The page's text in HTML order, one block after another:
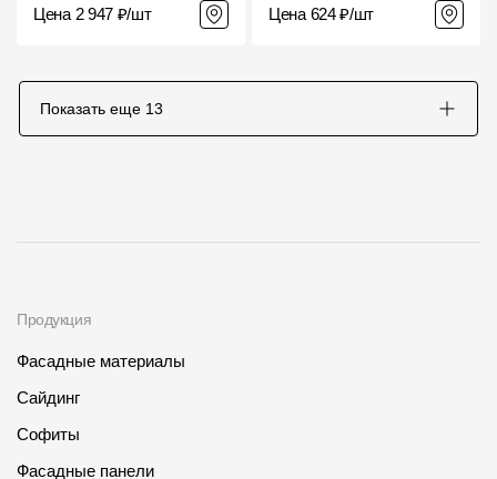
Цена 2 947 ₽/шт Цена 624 ₽/шт
Показать еще 13
Продукция
Фасадные материалы
Сайдинг
Софиты
Фасадные панели